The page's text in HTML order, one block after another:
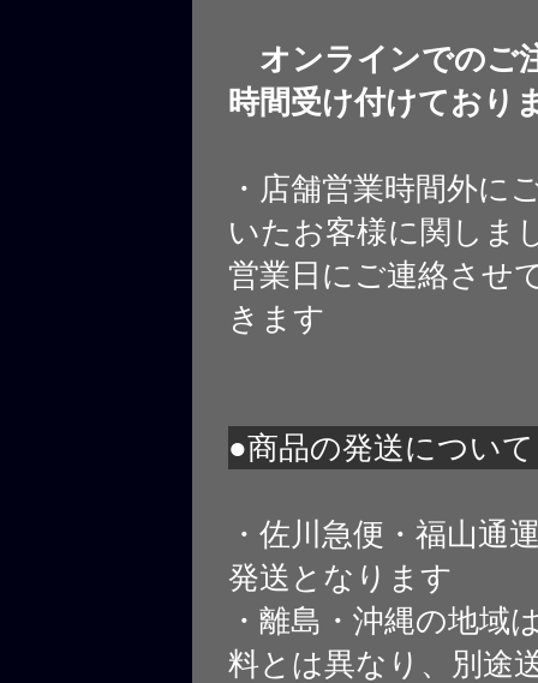
オンラインでのご
時間受け付けており
・店舗営業時間外に
いたお客様に関しま
営業日にご連絡させ
きます
●商品の発送について
・佐川急便・福山通
発送となります
・離島・沖縄の地域
料とは異なり、別途